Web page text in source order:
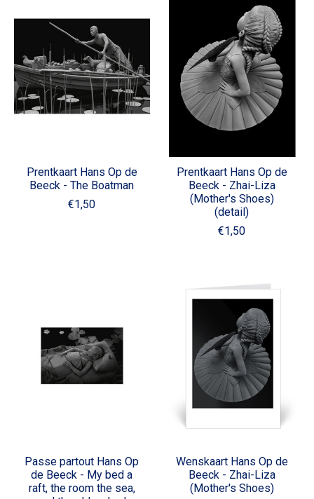
Prentkaart Hans Op de
Beeck - The Boatman
€1,50
Prentkaart Hans Op de
Beeck - Zhai-Liza
(Mother's Shoes)
(detail)
€1,50
Passe partout Hans Op
de Beeck - My bed a
raft, the room the sea,
Wenskaart Hans Op de
Beeck - Zhai-Liza
(Mother's Shoes)